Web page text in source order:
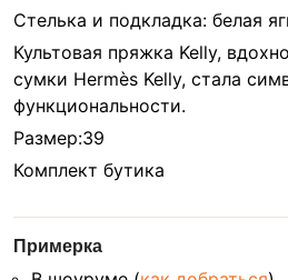
Стелька и подкладка: белая
Культовая пряжка Kelly,
сумки Hermès Kelly, стала
функциональности.
Размер:39
Комплект бутика
Примерка